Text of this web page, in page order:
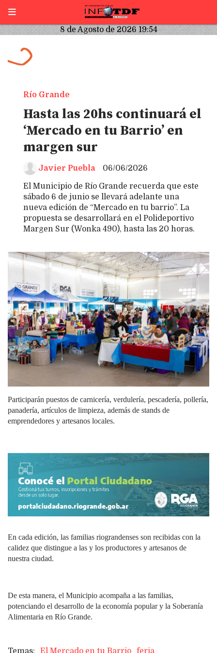
8 de Agosto de 2026 19:54
Hasta las 20hs continuará el
‘Mercado en tu Barrio’ en
margen sur
El Municipio de Río Grande recuerda que este
sábado 6 de junio se llevará adelante una
nueva edición de “Mercado en tu barrio”. La
propuesta se desarrollará en el Polideportivo
Margen Sur (Wonka 490), hasta las 20 horas.
Río Grande
06/06/2026
Javier Puebla
Participarán puestos de carnicería, verdulería, pescadería, pollería,
panadería, artículos de limpieza, además de stands de
emprendedores y artesanos locales.
En cada edición, las familias riograndenses son recibidas con la
calidez que distingue a las y los productores y artesanos de
nuestra ciudad.
De esta manera, el Municipio acompaña a las familias,
potenciando el desarrollo de la economía popular y la Soberanía
Alimentaria en Río Grande.
El Mercado en tu Barrio
feria